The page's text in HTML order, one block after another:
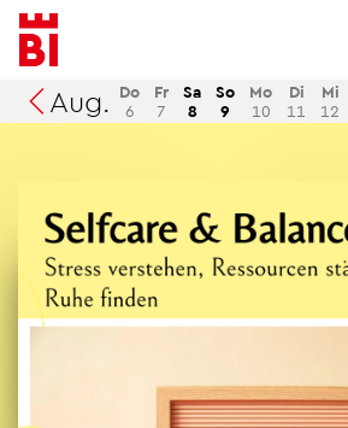
In­
halt
an­
sprin­
Menü
an­
sprin­
gen
Suche
an­
sprin­
genAug. Do
6
Fr
7
Sa
8
So
9
Mo
10
Di
11
Mi
12